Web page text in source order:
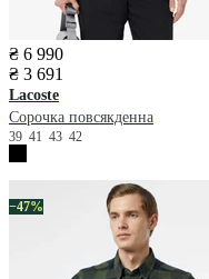
₴ 6 990
₴ 3 691
Lacoste
Сорочка повсякденна
39 41 43 42
−47%